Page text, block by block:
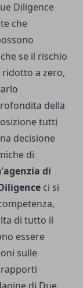
Diligence
che
se il rischio
ridotto a zero,
della
tutti
decisione
di
agenzia di
ci si
di tutto il
essere
sulle